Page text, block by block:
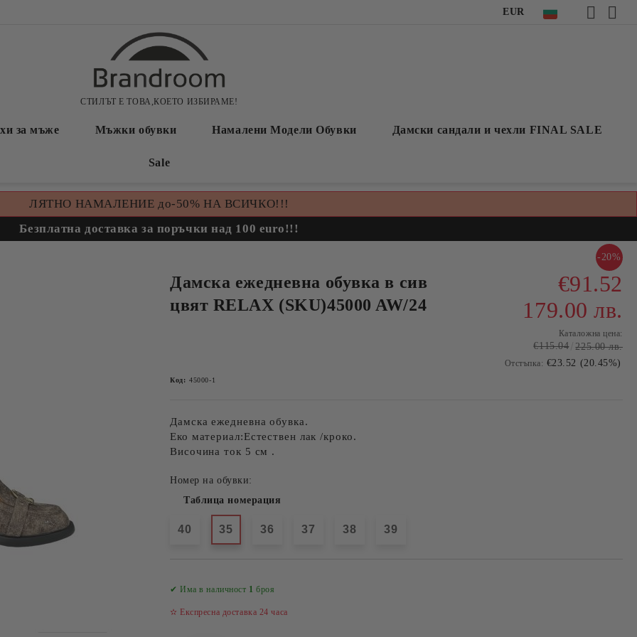
EUR
СТИЛЪТ Е ТОВА,КОЕТО ИЗБИРАМЕ!
за мъже Мъжки обувки Намалени Модели Обувки Дамски сандали и чехли FINAL SALE
Sale
ЛЯТНО НАМАЛЕНИЕ до-50% НА ВСИЧКО!!!
Безплатна доставка за поръчки над 100 euro!!!
Дамска ежедневна обувка в сив
цвят RELAX (SKU)45000 AW/24
-20%
€91.52
179.00 лв.
Каталожна цена:
€115.04 225.00 лв.
Отстъпка: €23.52 (20.45%)
Код: 45000-1
Дамска ежедневна обувка.
Еко материал:Естествен лак /кроко.
Височина ток 5 см .
Номер на обувки:
Таблица номерация
40 35 36 37 38 39
✔ Има в наличност 1 броя
✫ Експресна доставка 24 часа